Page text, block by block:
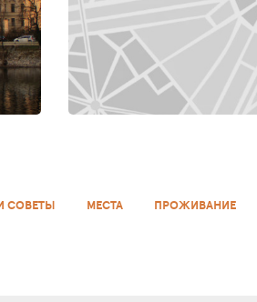
ПРАГА, ПРАГА 1, СТАРОМЕСТСКАЯ ПЛОЩАДЬ
СОВЕТЫ МЕСТА ПРОЖИВАНИЕ